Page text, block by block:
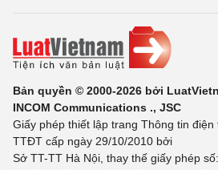
Bản quyền © 2000-2026 bởi
INCOM Communications ., JSC
Giấy phép thiết lập trang Thông tin
TTĐT cấp ngày 29/10/2010 bởi
Sở TT-TT Hà Nội, thay thế giấy phép